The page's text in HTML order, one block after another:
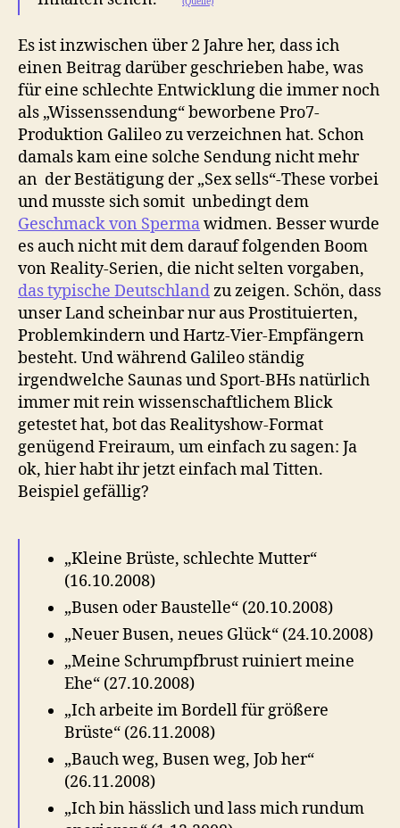
Es ist inzwischen über 2 Jahre her, dass ich
einen Beitrag darüber geschrieben habe, was
für eine schlechte Entwicklung die immer noch
als „Wissenssendung“ beworbene Pro7-
Produktion Galileo zu verzeichnen hat. Schon
damals kam eine solche Sendung nicht mehr
an der Bestätigung der „Sex sells“-These vorbei
und musste sich somit unbedingt dem
Geschmack von Spermawidmen. Besser wurde
es auch nicht mit dem darauf folgenden Boom
von Reality-Serien, die nicht selten vorgaben,
das typische Deutschlandzu zeigen. Schön, dass
unser Land scheinbar nur aus Prostituierten,
Problemkindern und Hartz-Vier-Empfängern
besteht. Und während Galileo ständig
irgendwelche Saunas und Sport-BHs natürlich
immer mit rein wissenschaftlichem Blick
getestet hat, bot das Realityshow-Format
genügend Freiraum, um einfach zu sagen: Ja
ok, hier habt ihr jetzt einfach mal Titten.
Beispiel gefällig?
„Kleine Brüste, schlechte Mutter“
(16.10.2008)
„Busen oder Baustelle“ (20.10.2008)
„Neuer Busen, neues Glück“ (24.10.2008)
„Meine Schrumpfbrust ruiniert meine
Ehe“ (27.10.2008)
„Ich arbeite im Bordell für größere
Brüste“ (26.11.2008)
„Bauch weg, Busen weg, Job her“
(26.11.2008)
„Ich bin hässlich und lass mich rundum